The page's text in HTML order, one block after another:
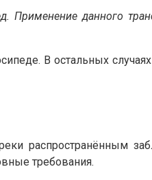
Применение данного
В остальных
распространённым
требования.